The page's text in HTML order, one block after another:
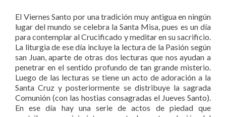
El Viernes Santo por una tradición muy antigua en ningún
lugar del mundo se celebra la Santa Misa, pues es un día
para contemplar al Crucificado y meditar en su sacrificio.
La liturgia de ese día incluye la lectura de la Pasión según
san Juan, aparte de otras dos lecturas que nos ayudan a
penetrar en el sentido profundo de tan grande misterio.
Luego de las lecturas se tiene un acto de adoración a la
Santa Cruz y posteriormente se distribuye la sagrada
Comunión (con las hostias consagradas el Jueves Santo).
En ese día hay una serie de actos de piedad que